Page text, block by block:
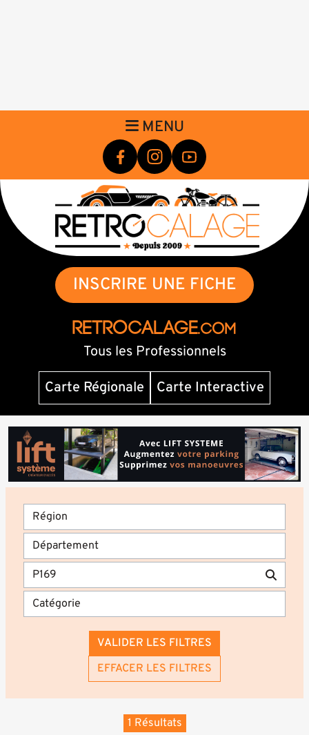
MENU
INSCRIRE UNE FICHE
RETROCALAGE.com
Tous les Professionnels
Carte Régionale
Carte Interactive
VALIDER LES FILTRES
EFFACER LES FILTRES
1 Résultats